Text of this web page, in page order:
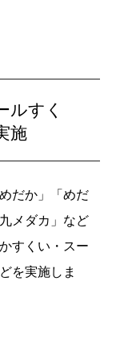
ルすく
施
だか」「めだ
メダカ」など
すくい・スー
を実施しま